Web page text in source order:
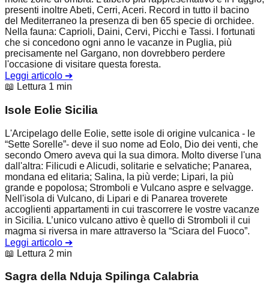
presenti inoltre Abeti, Cerri, Aceri. Record in tutto il bacino
del Mediterraneo la presenza di ben 65 specie di orchidee.
Nella fauna: Caprioli, Daini, Cervi, Picchi e Tassi. I fortunati
che si concedono ogni anno le vacanze in Puglia, più
precisamente nel Gargano, non dovrebbero perdere
l'occasione di visitare questa foresta.
Leggi articolo ➔
📖 Lettura 1 min
Isole Eolie Sicilia
L'Arcipelago delle Eolie, sette isole di origine vulcanica - le
“Sette Sorelle”- deve il suo nome ad Eolo, Dio dei venti, che
secondo Omero aveva qui la sua dimora. Molto diverse l'una
dall'altra: Filicudi e Alicudi, solitarie e selvatiche; Panarea,
mondana ed elitaria; Salina, la più verde; Lipari, la più
grande e popolosa; Stromboli e Vulcano aspre e selvagge.
Nell'isola di Vulcano, di Lipari e di Panarea troverete
accoglienti appartamenti in cui trascorrere le vostre vacanze
in Sicilia. L’unico vulcano attivo è quello di Stromboli il cui
magma si riversa in mare attraverso la “Sciara del Fuoco”.
Leggi articolo ➔
📖 Lettura 2 min
Sagra della Nduja Spilinga Calabria